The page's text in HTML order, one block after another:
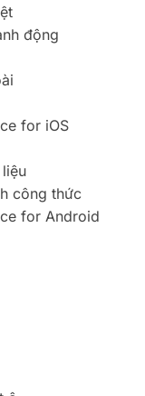
động
for iOS
công thức
for Android